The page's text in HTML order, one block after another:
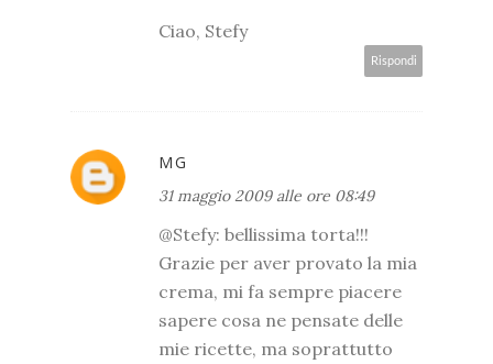
Ciao, Stefy
Rispondi
MG
31 maggio 2009 alle ore 08:49
@Stefy: bellissima torta!!!
Grazie per aver provato la mia
crema, mi fa sempre piacere
sapere cosa ne pensate delle
mie ricette, ma soprattutto